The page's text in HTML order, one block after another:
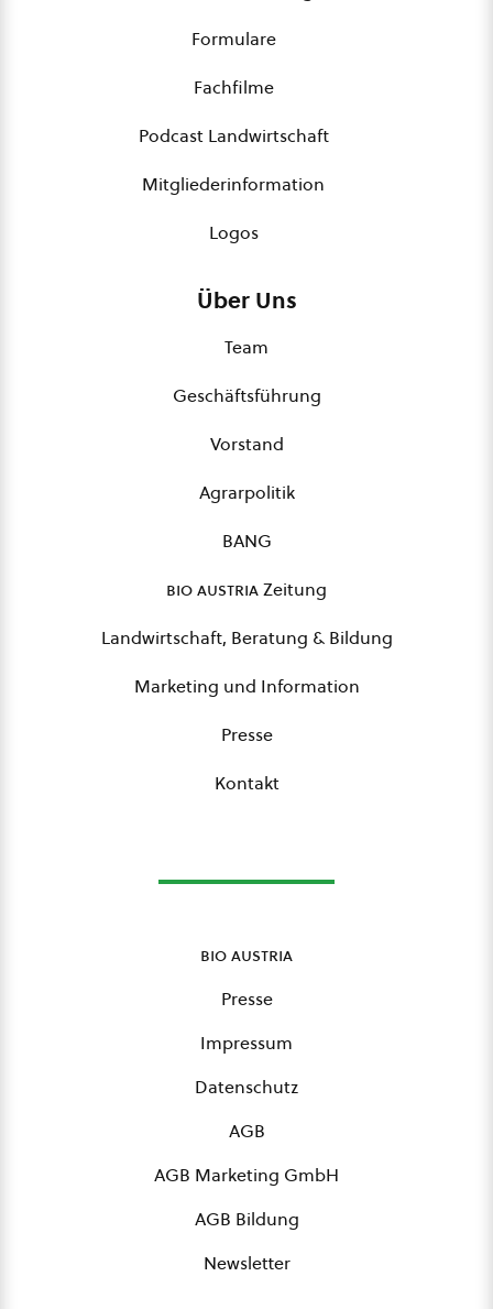
Formulare
Fachfilme
Podcast Landwirtschaft
Mitgliederinformation
Logos
Über Uns
Team
Geschäftsführung
Vorstand
Agrarpolitik
BANG
bio austriaZeitung
Landwirtschaft, Beratung & Bildung
Marketing und Information
Presse
Kontakt
bio austria
Presse
Impressum
Datenschutz
AGB
AGB Marketing GmbH
AGB Bildung
Newsletter